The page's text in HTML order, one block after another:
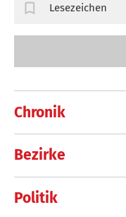
Chronik
Bezirke
Politik
Lesezeichen